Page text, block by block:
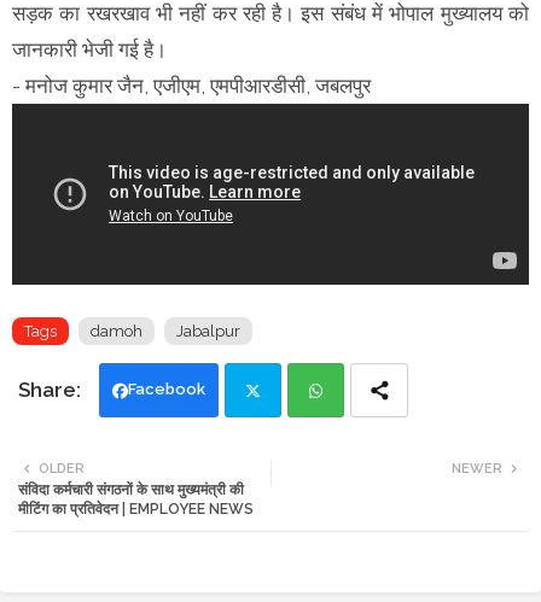
सड़क का रखरखाव भी नहीं कर रही है। इस संबंध में भोपाल मुख्यालय को
जानकारी भेजी गई है।
- मनोज कुमार जैन, एजीएम, एमपीआरडीसी, जबलपुर
Tags damoh Jabalpur
Facebook
tte
NEWER
OLDER
संविदा कर्मचारी संगठनों के साथ मुख्यमंत्री की
मीटिंग का प्रतिवेदन | EMPLOYEE NEWS